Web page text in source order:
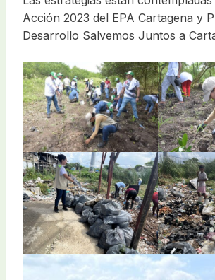
Acción 2023 del EPA Cartagena y
Desarrollo Salvemos Juntos a